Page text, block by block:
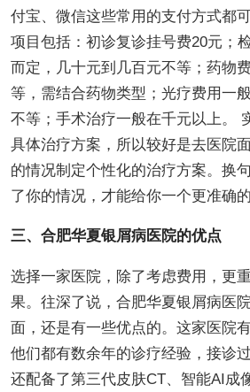
付宝、微信这些常用的支付方式都
项目包括：初诊复诊挂号费20元；
而定，几十元到几百元不等；药物
等，需结合药物类型；光疗费用一
不等；手术治疗一般在千元以上。
具体治疗方案，所以较好是去医院
的情况制定个性化的治疗方案。换
了你的情况，才能给你一个更准确的
三、合肥华夏银屑病医院的优点
选择一家医院，除了考虑费用，更
果。往深了说，合肥华夏银屑病医
面，还是有一些优点的。这家医院
他们都有数余年的诊疗经验，接诊
还配备了第三代皮肤CT、智能AI成